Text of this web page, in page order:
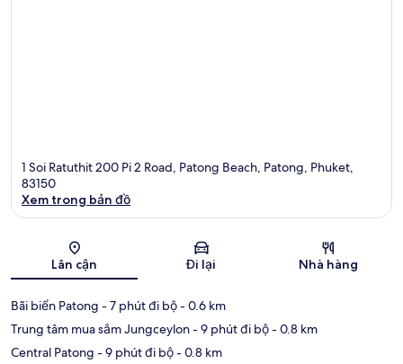
1 Soi Ratuthit 200 Pi 2 Road, Patong Beach, Patong, Phuket,
83150
Xem trong bản đồ
Lân cận Đi lại Nhà hàng
Bãi biển Patong - 7 phút đi bộ- 0.6 km
Trung tâm mua sắm Jungceylon- 9 phút đi bộ- 0.8 km
Central Patong - 9 phút đi bộ- 0.8 km